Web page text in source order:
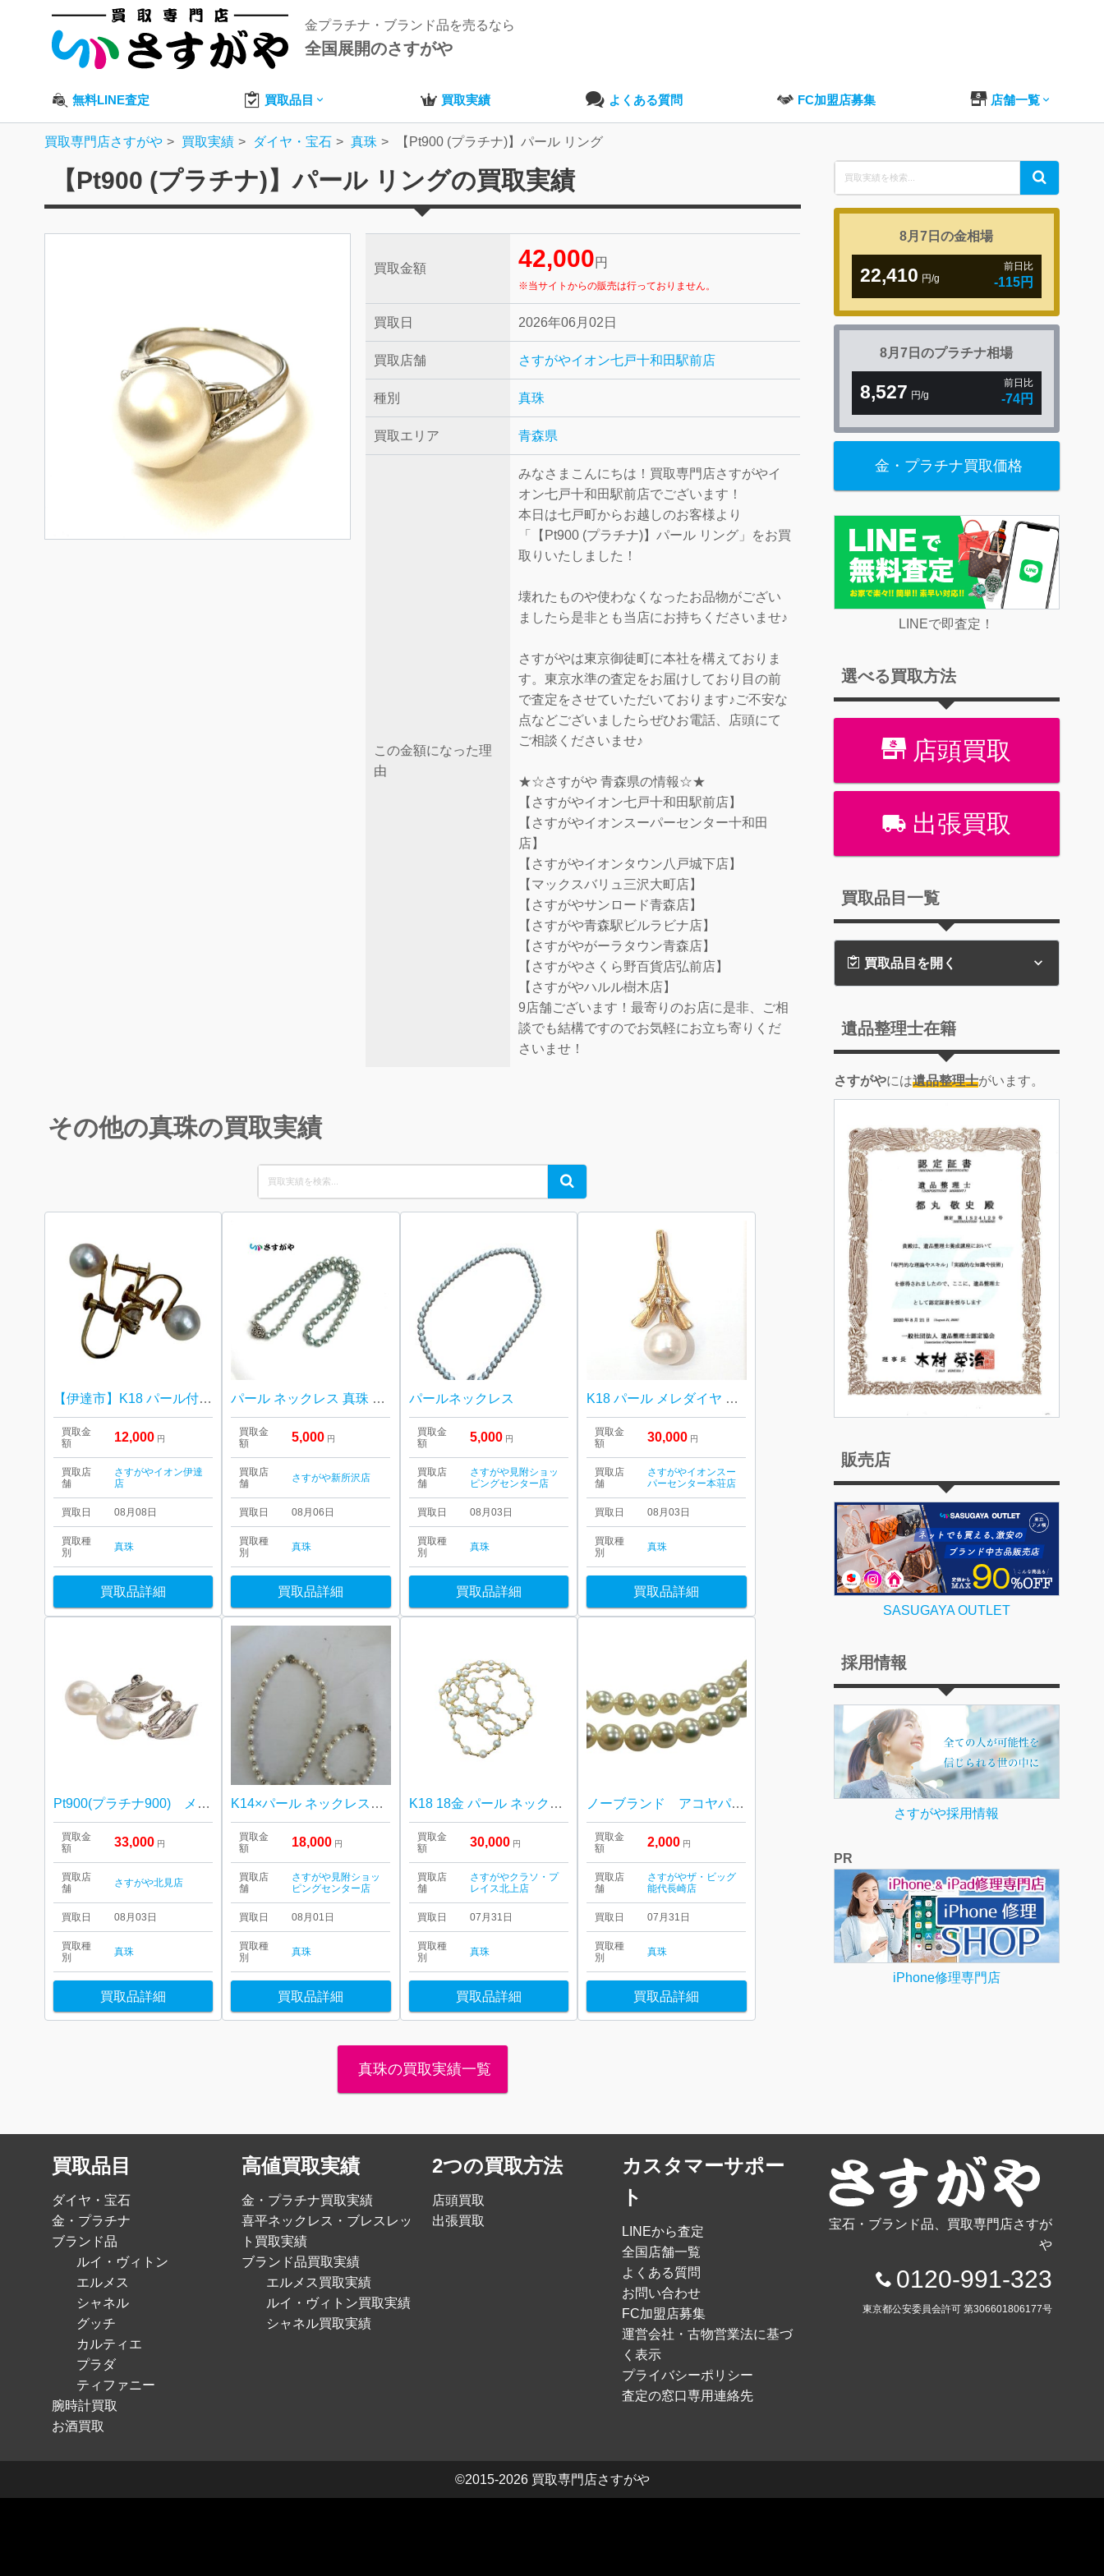
金プラチナ・ブランド品を売るなら
全国展開のさすがや
無料LINE査定 買取品目 買取実績 よくある質問 FC加盟店募集 店舗一覧
買取専門店さすがや 買取実績 ダイヤ・宝石 真珠 【Pt900 (プラチナ)】パール リング
【Pt900 (プラチナ)】パール リングの買取実績
買取金額 42,000 円
※当サイトからの販売は行っておりません。
買取日 2026年06月02日
買取店舗 さすがやイオン七戸十和田駅前店
種別 真珠
買取エリア 青森県
この金額になった理
由
みなさまこんにちは！買取専門店さすがやイ
オン七戸十和田駅前店でございます！
本日は七戸町からお越しのお客様より
「【Pt900 (プラチナ)】パール リング」をお買
取りいたしました！
壊れたものや使わなくなったお品物がござい
ましたら是非とも当店にお持ちくださいませ♪
さすがやは東京御徒町に本社を構えておりま
す。東京水準の査定をお届けしており目の前
で査定をさせていただいております♪ご不安な
点などございましたらぜひお電話、店頭にて
ご相談くださいませ♪
★☆さすがや 青森県の情報☆★
【さすがやイオン七戸十和田駅前店】
【さすがやイオンスーパーセンター十和田
店】
【さすがやイオンタウン八戸城下店】
【マックスバリュ三沢大町店】
【さすがやサンロード青森店】
【さすがや青森駅ビルラビナ店】
【さすがやがーラタウン青森店】
【さすがやさくら野百貨店弘前店】
【さすがやハルル樹木店】
9店舗ございます！最寄りのお店に是非、ご相
談でも結構ですのでお気軽にお立ち寄りくだ
さいませ！
その他の真珠の買取実績
Search
for:
Search
【伊達市】K18 パール付きイヤリングを高価買取しました！
買取金
額
12,000 円
買取店
舗
さすがやイオン伊達
店
買取日 08月08日
買取種
別
真珠
買取品詳細
パール ネックレス 真珠 SILVER金具
買取金
額
5,000 円
買取店
舗
さすがや新所沢店
買取日 08月06日
買取種
別
真珠
買取品詳細
パールネックレス
買取金
額
5,000 円
買取店
舗
さすがや見附ショッ
ピングセンター店
買取日 08月03日
買取種
別
真珠
買取品詳細
K18 パール メレダイヤ ペンダントトップ
買取金
額
30,000 円
買取店
舗
さすがやイオンスー
パーセンター本荘店
買取日 08月03日
買取種
別
真珠
買取品詳細
Pt900(プラチナ900) メレダイヤ、バロックパール イヤリング
買取金
額
33,000 円
買取店
舗
さすがや北見店
買取日 08月03日
買取種
別
真珠
買取品詳細
K14×パール ネックレス＆ブレスレット セット
買取金
額
18,000 円
買取店
舗
さすがや見附ショッ
ピングセンター店
買取日 08月01日
買取種
別
真珠
買取品詳細
K18 18金 パール ネックレス ジュエリー アクセサリー
買取金
額
30,000 円
買取店
舗
さすがやクラソ・プ
レイス北上店
買取日 07月31日
買取種
別
真珠
買取品詳細
ノーブランド アコヤパール ネックレス 買取り
買取金
額
2,000 円
買取店
舗
さすがやザ・ビッグ
能代長崎店
買取日 07月31日
買取種
別
真珠
買取品詳細
真珠の買取実績一覧
Search
for:
Search
8月7日の金相場
22,410 円/g
前日比
-115円
8月7日のプラチナ相場
8,527 円/g
前日比
-74円
金・プラチナ買取価格
LINEで即査定！
選べる買取方法
店頭買取
出張買取
買取品目一覧
買取品目を開く
遺品整理士在籍
さすがやには遺品整理士がいます。
販売店
SASUGAYA OUTLET
採用情報
さすがや採用情報
PR
iPhone修理専門店
買取品目
ダイヤ・宝石
金・プラチナ
ブランド品
ルイ・ヴィトン
エルメス
シャネル
グッチ
カルティエ
プラダ
ティファニー
腕時計買取
お酒買取
高値買取実績
金・プラチナ買取実績
喜平ネックレス・ブレスレッ
ト買取実績
ブランド品買取実績
エルメス買取実績
ルイ・ヴィトン買取実績
シャネル買取実績
2つの買取方法
店頭買取
出張買取
カスタマーサポー
ト
LINEから査定
全国店舗一覧
よくある質問
お問い合わせ
FC加盟店募集
運営会社・古物営業法に基づ
く表示
プライバシーポリシー
査定の窓口専用連絡先
宝石・ブランド品、買取専門店さすが
や
0120-991-323
東京都公安委員会許可 第306601806177号
©2015-2026 買取専門店さすがや